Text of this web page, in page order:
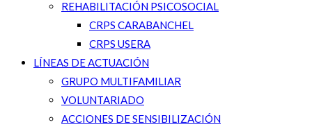
REHABILITACIÓN PSICOSOCIAL
CRPS CARABANCHEL
CRPS USERA
LÍNEAS DE ACTUACIÓN
GRUPO MULTIFAMILIAR
VOLUNTARIADO
ACCIONES DE SENSIBILIZACIÓN